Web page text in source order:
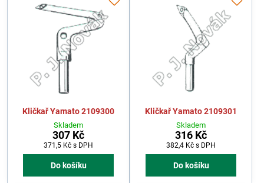
Kličkař Yamato 2109300
Skladem
307 Kč
371,5 Kč s DPH
Do košíku
Kličkař Yamato 2109301
Skladem
316 Kč
382,4 Kč s DPH
Do košíku